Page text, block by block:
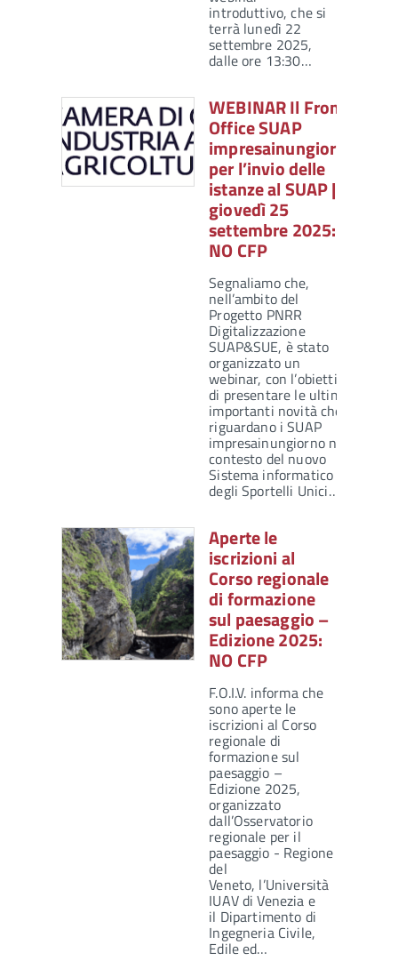
introduttivo, che si
terrà lunedì 22
settembre 2025,
dalle ore 13:30…
WEBINAR Il Front
Office SUAP
impresainungiorno
per l’invio delle
istanze al SUAP |
giovedì 25
settembre 2025:
NO CFP
Segnaliamo che,
nell’ambito del
Progetto PNRR
Digitalizzazione
SUAP&SUE, è stato
organizzato un
webinar, con l’obiettivo
di presentare le ultime
importanti novità che
riguardano i SUAP
impresainungiorno nel
contesto del nuovo
Sistema informatico
degli Sportelli Unici…
Aperte le
iscrizioni al
Corso regionale
di formazione
sul paesaggio –
Edizione 2025:
NO CFP
F.O.I.V. informa che
sono aperte le
iscrizioni al Corso
regionale di
formazione sul
paesaggio –
Edizione 2025,
organizzato
dall’Osservatorio
regionale per il
paesaggio - Regione
del
Veneto, l’Università
IUAV di Venezia e
il Dipartimento di
Ingegneria Civile,
Edile ed…